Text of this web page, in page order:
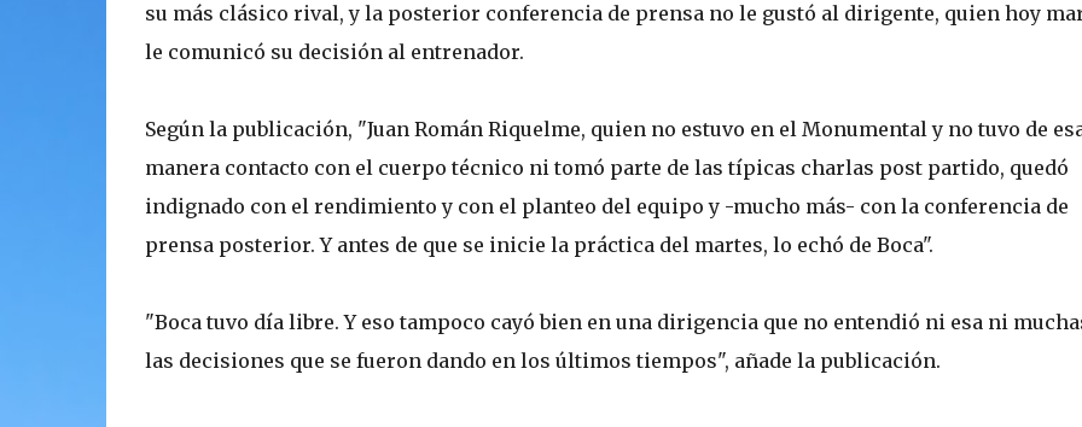
su más clásico rival, y la posterior conferencia de prensa no le gustó al dirigente, quien hoy
le comunicó su decisión al entrenador.
Según la publicación, "Juan Román Riquelme, quien no estuvo en el Monumental y no tuvo de
manera contacto con el cuerpo técnico ni tomó parte de las típicas charlas post partido, quedó
indignado con el rendimiento y con el planteo del equipo y -mucho más- con la conferencia de
prensa posterior. Y antes de que se inicie la práctica del martes, lo echó de Boca".
"Boca tuvo día libre. Y eso tampoco cayó bien en una dirigencia que no entendió ni esa ni
las decisiones que se fueron dando en los últimos tiempos", añade la publicación.